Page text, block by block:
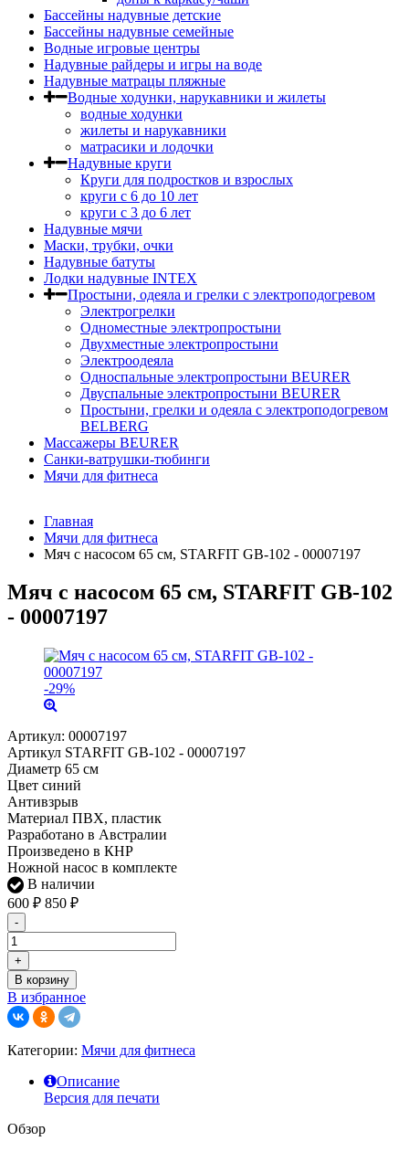
Бассейны надувные детские
Бассейны надувные семейные
Водные игровые центры
Надувные райдеры и игры на воде
Надувные матрацы пляжные
Водные ходунки, нарукавники и жилеты
водные ходунки
жилеты и нарукавники
матрасики и лодочки
Надувные круги
Круги для подростков и взрослых
круги с 6 до 10 лет
круги c 3 до 6 лет
Надувные мячи
Маски, трубки, очки
Надувные батуты
Лодки надувные INTEX
Простыни, одеяла и грелки с электроподогревом
Электрогрелки
Одноместные электропростыни
Двухместные электропростыни
Электроодеяла
Односпальные электропростыни BEURER
Двуспальные электропростыни BEURER
Простыни, грелки и одеяла с электроподогревом
BELBERG
Массажеры BEURER
Санки-ватрушки-тюбинги
Мячи для фитнеса
Главная
Мячи для фитнеса
Мяч с насосом 65 см, STARFIT GB-102 - 00007197
Мяч с насосом 65 см, STARFIT GB-102
- 00007197
-29%
Артикул: 00007197
Артикул STARFIT GB-102 - 00007197
Диаметр 65 см
Цвет синий
Антивзрыв
Материал ПВХ, пластик
Разработано в Австралии
Произведено в КНР
Ножной насос в комплекте
В наличии
600 ₽ 850 ₽
-
+
В корзину
В избранное
Категории: Мячи для фитнеса
Описание
Версия для печати
Обзор